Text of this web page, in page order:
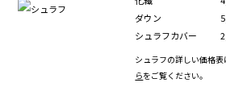
ダウン
シュラフカバー
シュラフの詳しい価格表
らをご覧ください。